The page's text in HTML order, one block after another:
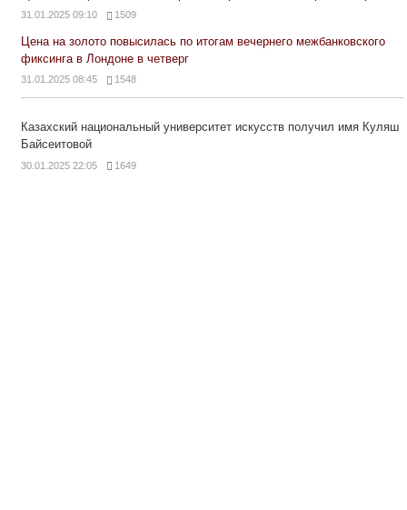
31.01.2025 09:10 1509
Цена на золото повысилась по итогам вечернего межбанковского
фиксинга в Лондоне в четверг
31.01.2025 08:45 1548
Казахский национальный университет искусств получил имя Куляш
Байсеитовой
30.01.2025 22:05 1649